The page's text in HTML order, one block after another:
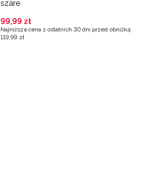
szare
99,99 zł
Najniższa cena z ostatnich 30 dni przed obniżką
119 ,99 zł